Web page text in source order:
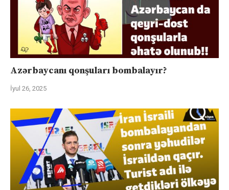
Azərbaycanı qonşuları bombalayır?
İyul 26, 2025